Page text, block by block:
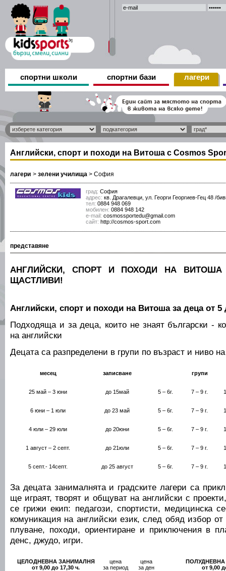
спортни школи спортни бази лагери
Английски, спорт и походи на Витоша с Cosmos
лагери > зелени училища > София
град: София
адрес: кв. Драгалевци, ул. Георги Георгиев-Гец 48 /
тел: 0884 948 069
мобилен: 0884 948 142
е-mail: cosmossportedu@gmail.com
сайт: http://cosmos-sport.com
представяне
АНГЛИЙСКИ, СПОРТ И ПОХОДИ НА ВИТОША
ЩАСТЛИВИ!
Английски, спорт и походи на Витоша за деца от 5
Подходяща и за деца, които не знаят български -
на английски
Децата са разпределени в групи по възраст и ниво
месец записване групи
25 май – 3 юни до 15май 5 – 6г. 7 – 9 г.
6 юни – 1 юли до 23 май 5 – 6г. 7 – 9 г.
4 юли – 29 юли до 20юни 5 – 6г. 7 – 9 г.
1 август – 2 септ. до 21юли 5 – 6г. 7 – 9 г.
5 септ.- 14септ. до 25 август 5 – 6г. 7 – 9 г.
За децата занималнята и градските лагери са
ще играят, творят и общуват на английски с
се грижи екип: педагози, спортисти, медицинска
комуникация на английски език, след обяд избор
плуване, походи, ориентиране и приключения в
денс, джудо, игри.
ЦЕЛОДНЕВНА ЗАНИМАЛНЯ
от 9,00 до 17,30 ч.
цена
за период
цена
за ден
ПОЛУДНЕВНА
от 9,00